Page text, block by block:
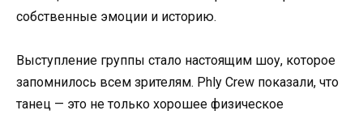
собственные эмоции и историю.
Выступление группы стало настоящим шоу, которое
запомнилось всем зрителям. Phly Crew показали, что
танец — это не только хорошее физическое